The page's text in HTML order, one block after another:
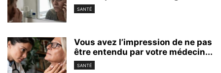
SANTÉ
Vous avez l’impression de ne pas
être entendu par votre médecin...
SANTÉ